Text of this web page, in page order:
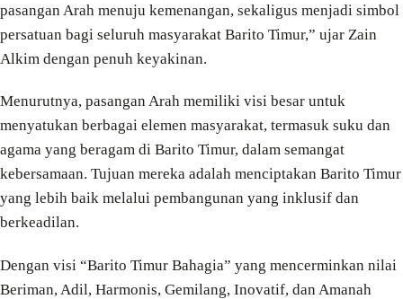
pasangan Arah menuju kemenangan, sekaligus menjadi simbol
persatuan bagi seluruh masyarakat Barito Timur,” ujar Zain
Alkim dengan penuh keyakinan.
Menurutnya, pasangan Arah memiliki visi besar untuk
menyatukan berbagai elemen masyarakat, termasuk suku dan
agama yang beragam di Barito Timur, dalam semangat
kebersamaan. Tujuan mereka adalah menciptakan Barito Timur
yang lebih baik melalui pembangunan yang inklusif dan
berkeadilan.
Dengan visi “Barito Timur Bahagia” yang mencerminkan nilai
Beriman, Adil, Harmonis, Gemilang, Inovatif, dan Amanah